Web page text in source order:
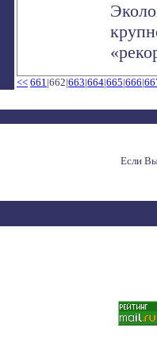
<< 661|662|663|664|665|666|
Если